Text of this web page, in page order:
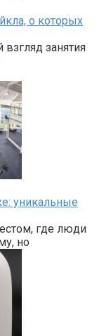
о которых
занятия
уникальные
где люди
но